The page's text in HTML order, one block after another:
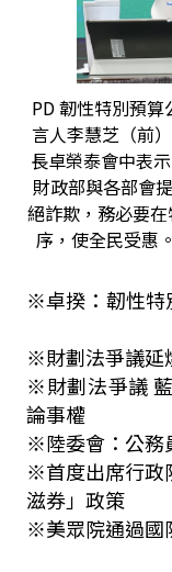
PD 韌性特別預
言人李慧芝（前
長卓榮泰會中表
財政部與各部會
絕詐欺，務必要
序，使全民受惠
※卓揆：韌性特
※財劃法爭議延
※財劃法爭議
論事權
※陸委會：公務
※首度出席行政
滋券」政策
※美眾院通過國